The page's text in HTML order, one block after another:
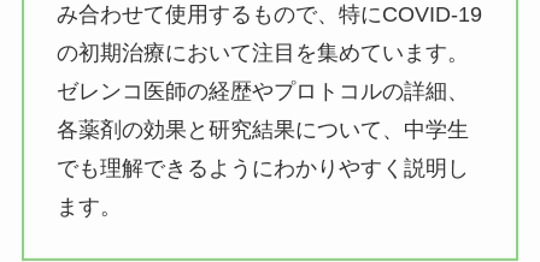
み合わせて使用するもので、特にCOVID-19
の初期治療において注目を集めています。
ゼレンコ医師の経歴やプロトコルの詳細、
各薬剤の効果と研究結果について、中学生
でも理解できるようにわかりやすく説明し
ます。